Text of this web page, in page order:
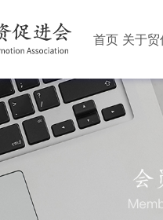
首页 关于贸
贸促会